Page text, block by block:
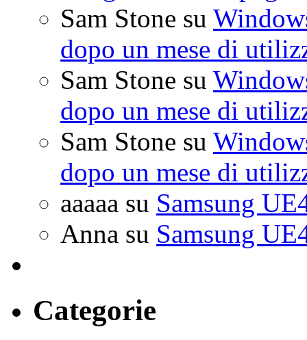
Sam Stone su
dopo un mese di
Sam Stone su
dopo un mese di
Sam Stone su
dopo un mese di
aaaaa su Samsung
Anna su Samsung
Categorie